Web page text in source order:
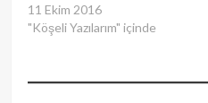
11 Ekim 2016
"Köşeli Yazılarım" içinde